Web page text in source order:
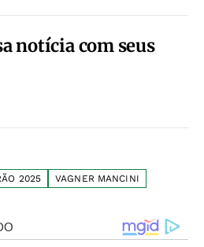
notícia com seus
2025 VAGNER MANCINI